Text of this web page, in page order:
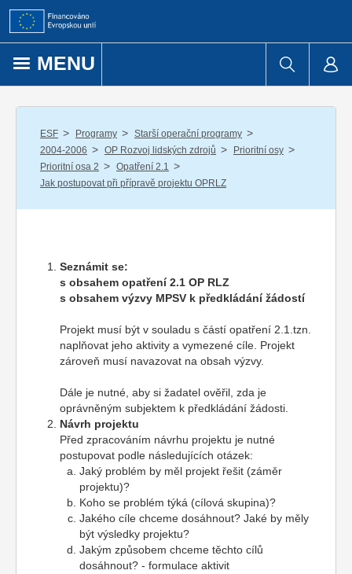
Přejít k obsahu
MENU
ESF / Programy / Starší operační programy /
2004-2006 / OP Rozvoj lidských zdrojů / Prioritní osy /
Prioritní osa 2 / Opatření 2.1 /
Jak postupovat při přípravě projektu OPRLZ
Seznámit se:
s obsahem opatření 2.1 OP RLZ
s obsahem výzvy MPSV k předkládání žádostí
Projekt musí být v souladu s částí opatření 2.1.tzn.
naplňovat jeho aktivity a vymezené cíle. Projekt
zároveň musí navazovat na obsah výzvy.
Dále je nutné, aby si žadatel ověřil, zda je
oprávněným subjektem k předkládání žádosti.
Návrh projektu
Před zpracováním návrhu projektu je nutné
postupovat podle následujících otázek:
Jaký problém by měl projekt řešit (záměr
projektu)?
Koho se problém týká (cílová skupina)?
Jakého cíle chceme dosáhnout? Jaké by měly
být výsledky projektu?
Jakým způsobem chceme těchto cílů
dosáhnout? - formulace aktivit